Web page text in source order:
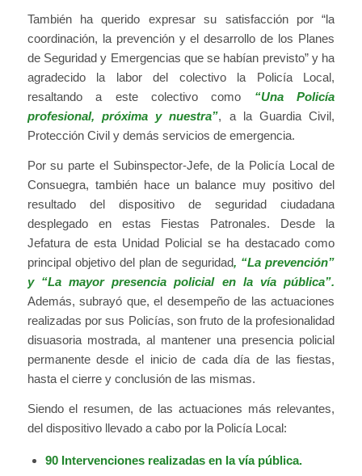
También ha querido expresar su satisfacción por “la
coordinación, la prevención y el desarrollo de los Planes
de Seguridad y Emergencias que se habían previsto” y ha
agradecido la labor del colectivo la Policía Local,
resaltando a este colectivo como “Una Policía
profesional, próxima y nuestra”, a la Guardia Civil,
Protección Civil y demás servicios de emergencia.
Por su parte el Subinspector-Jefe, de la Policía Local de
Consuegra, también hace un balance muy positivo del
resultado del dispositivo de seguridad ciudadana
desplegado en estas Fiestas Patronales. Desde la
Jefatura de esta Unidad Policial se ha destacado como
principal objetivo del plan de seguridad, “La prevención”
y “La mayor presencia policial en la vía pública”.
Además, subrayó que, el desempeño de las actuaciones
realizadas por sus Policías, son fruto de la profesionalidad
disuasoria mostrada, al mantener una presencia policial
permanente desde el inicio de cada día de las fiestas,
hasta el cierre y conclusión de las mismas.
Siendo el resumen, de las actuaciones más relevantes,
del dispositivo llevado a cabo por la Policía Local:
90 Intervenciones realizadas en la vía pública.